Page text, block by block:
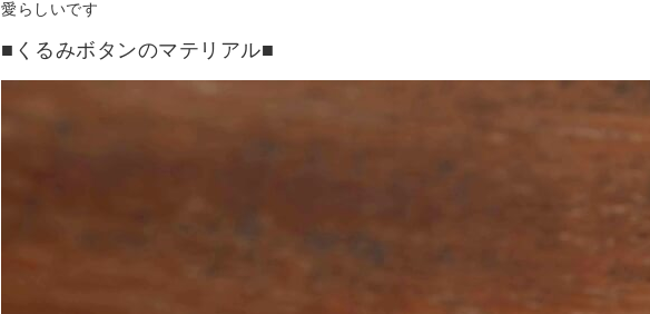
愛らしいです
■くるみボタンのマテリアル■